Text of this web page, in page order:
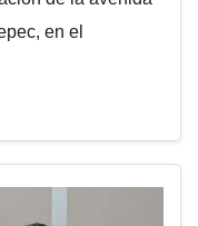
en el